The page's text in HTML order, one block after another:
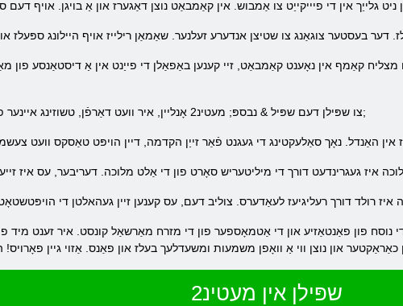
קאַמף אין נאָענט קאַמבאַט, זיי קענען באַפאַלן די פייַנט אין אַ דיסטאַנסע פון
צו שפּילן דעם שפּיל & נבספּ; מעטינ2 אָנליין, איר וועט דאַרפֿן, טשוזינג איינער פון דרייַ לאָוקיישאַנז (עמפּייערז). & נבספּ;
אין די נוסח פון פאַנטאַזיע און די אַטמאָספער פון די מזרח מאַרשאַל קונסט. איר זענט
שפּילן אין מעטינ2